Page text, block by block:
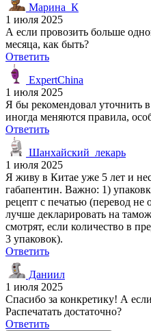
Марина_К
1 июля 2025
А если провозить больше
месяца, как быть?
Ответить
ExpertChina
1 июля 2025
Я бы рекомендовал уточнить
иногда меняются правила,
Ответить
Шанхайский_лекарь
1 июля 2025
Я живу в Китае уже 5 лет и
габапентин. Важно: 1)
рецепт с печатью (перевод не
лучше декларировать на
смотрят, если количество в
3 упаковок).
Ответить
Даниил
1 июля 2025
Спасибо за конкретику! А
Распечатать достаточно?
Ответить